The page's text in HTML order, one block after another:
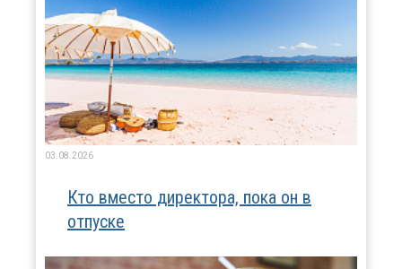
03.08.2026
Кто вместо директора, пока он в
отпуске